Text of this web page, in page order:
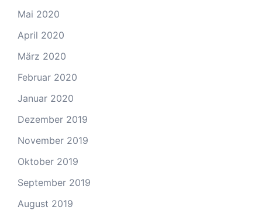
Mai 2020
April 2020
März 2020
Februar 2020
Januar 2020
Dezember 2019
November 2019
Oktober 2019
September 2019
August 2019